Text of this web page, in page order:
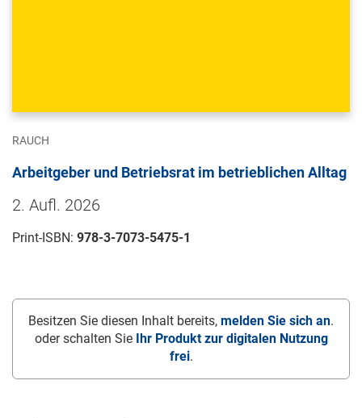
RAUCH
Arbeitgeber und Betriebsrat im betrieblichen Alltag
2. Aufl. 2026
Print-ISBN: 978-3-7073-5475-1
Besitzen Sie diesen Inhalt bereits, melden Sie sich an.
oder schalten Sie Ihr Produkt zur digitalen Nutzung
frei.